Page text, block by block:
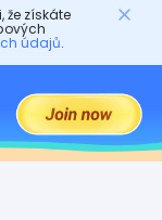
že získáte
údajů.